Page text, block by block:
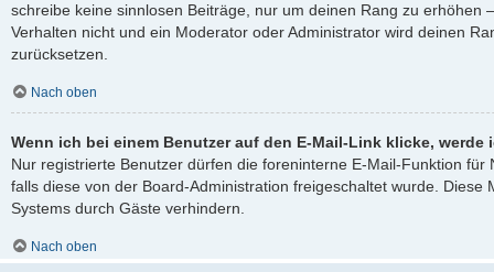
schreibe keine sinnlosen Beiträge, nur um deinen Rang zu
Verhalten nicht und ein Moderator oder Administrator wird deinen
zurücksetzen.
Nach oben
Wenn ich bei einem Benutzer auf den E-Mail-Link klicke,
Nur registrierte Benutzer dürfen die foreninterne E-Mail-Funktion
falls diese von der Board-Administration freigeschaltet wurde. Diese
Systems durch Gäste verhindern.
Nach oben